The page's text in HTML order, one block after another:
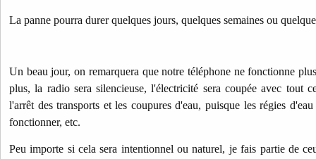
La panne pourra durer quelques jours, quelques semaines ou
Un beau jour, on remarquera que notre téléphone ne fonctionne
plus, la radio sera silencieuse, l'électricité sera coupée avec tout
l'arrêt des transports et les coupures d'eau, puisque les régies
fonctionner, etc.
Peu importe si cela sera intentionnel ou naturel, je fais partie de